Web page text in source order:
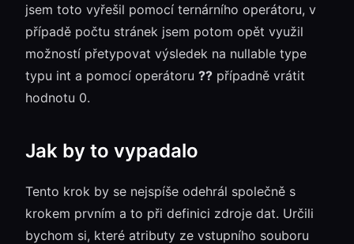
jsem toto vyřešil pomocí ternárního operátoru, v
případě počtu stránek jsem potom opět využil
možností přetypovat výsledek na nullable type
typu int a pomocí operátoru ?? případně vrátit
hodnotu 0.
Jak by to vypadalo
Tento krok by se nejspíše odehrál společně s
krokem prvním a to při definici zdroje dat. Určili
bychom si, které atributy ze vstupního souboru